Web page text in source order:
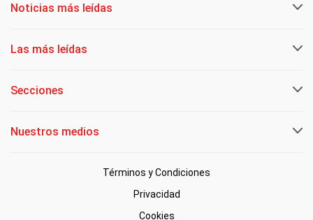
Noticias más leídas
Las más leídas
Secciones
Nuestros medios
Términos y Condiciones
Privacidad
Cookies